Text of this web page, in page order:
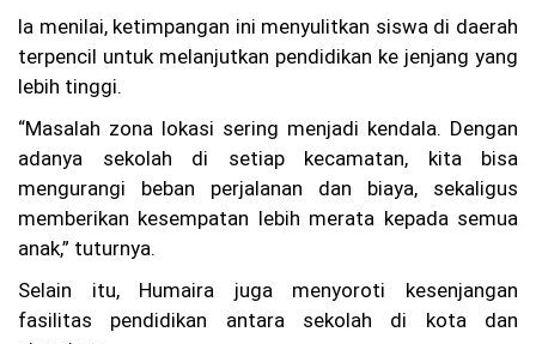
a,
Se
kit
0
Pe
nu
pa
ev
ua
Ia menilai, ketimpangan ini menyulitkan siswa di daerah
terpencil untuk melanjutkan pendidikan ke jenjang yang
lebih tinggi.
“Masalah zona lokasi sering menjadi kendala. Dengan
adanya sekolah di setiap kecamatan, kita bisa
mengurangi beban perjalanan dan biaya, sekaligus
memberikan kesempatan lebih merata kepada semua
anak,” tuturnya.
Selain itu, Humaira juga menyoroti kesenjangan
fasilitas pendidikan antara sekolah di kota dan